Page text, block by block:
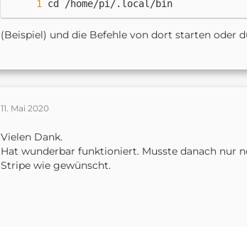
cd /home/pi/.local/bin
(Beispiel) und die Befehle von dort starten oder
11. Mai 2020
Vielen Dank.
Hat wunderbar funktioniert. Musste danach nur
Stripe wie gewünscht.